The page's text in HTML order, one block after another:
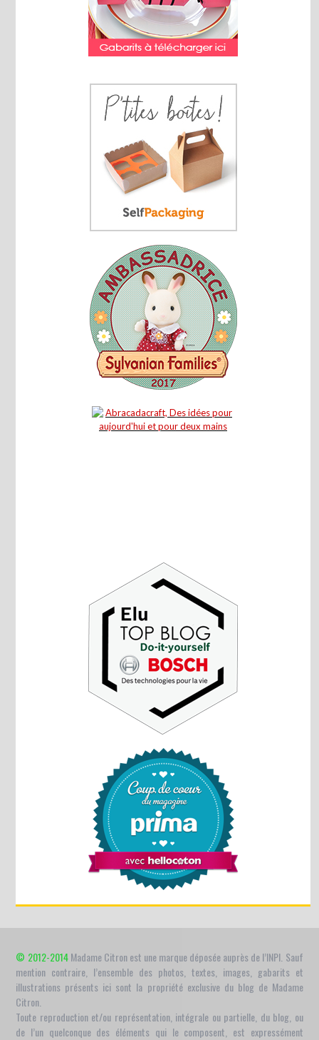
© 2012-2014Madame Citron est une marque déposée auprès de l’INPI. Sauf
mention contraire, l’ensemble des photos, textes, images, gabarits et
illustrations présents ici sont la propriété exclusive du blog de Madame
Citron.
Toute reproduction et/ou représentation, intégrale ou partielle, du blog, ou
de l’un quelconque des éléments qui le composent, est expressément